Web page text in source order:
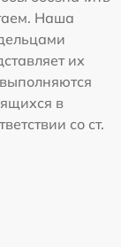
Наша
их
в
со ст.